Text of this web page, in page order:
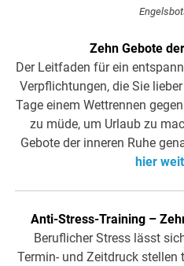
Zehn Gebote
Der Leitfaden für ein
Verpflichtungen, die Sie
Tage einem Wettrennen
zu müde, um Urlaub zu
Gebote der inneren Ruhe
hier
Anti-Stress-Training –
Beruflicher Stress lässt
Termin- und Zeitdruck